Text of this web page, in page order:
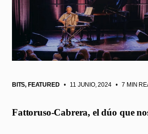
BITS, FEATURED • 11 JUNIO, 2024 • 7 MIN
Fattoruso-Cabrera, el dúo que